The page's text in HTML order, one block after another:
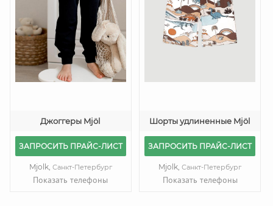
Джоггеры Mjöl
ЗАПРОСИТЬ ПРАЙС-ЛИСТ
Mjolk, Санкт-Петербург
Показать телефоны
Шорты удлиненные Mjöl
ЗАПРОСИТЬ ПРАЙС-ЛИСТ
Mjolk,Санкт-Петербург
Показать телефоны